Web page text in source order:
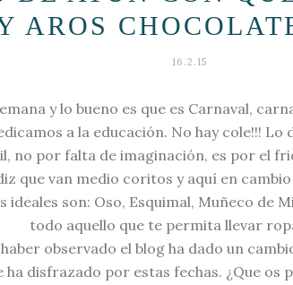
AROS
16.2.15
y lo bueno es que es Carnaval,
a la educación. No hay cole!!! Lo
no por falta de imaginación, es por el
que van medio coritos y aquí en
ideales son: Oso, Esquimal, Muñeco de
todo aquello que te permita llevar
observado el blog ha dado un
ha disfrazado por estas fechas. ¿Que os